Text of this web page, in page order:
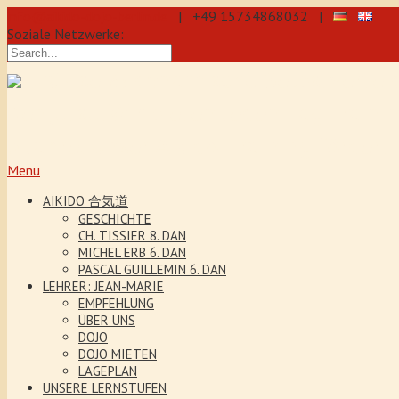
| +49 15734868032 |
Soziale Netzwerke:
Menu
AIKIDO 合気道
GESCHICHTE
CH. TISSIER 8. DAN
MICHEL ERB 6. DAN
PASCAL GUILLEMIN 6. DAN
LEHRER: JEAN-MARIE
EMPFEHLUNG
ÜBER UNS
DOJO
DOJO MIETEN
LAGEPLAN
UNSERE LERNSTUFEN